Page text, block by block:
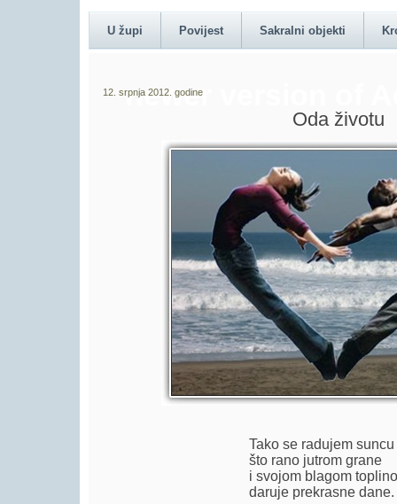
newer version of
Player.
U župi Povijest Sakralni objekti
12. srpnja 2012. godine
Oda životu
Tako se radujem suncu
što rano jutrom grane
i svojom blagom
daruje prekrasne dane.